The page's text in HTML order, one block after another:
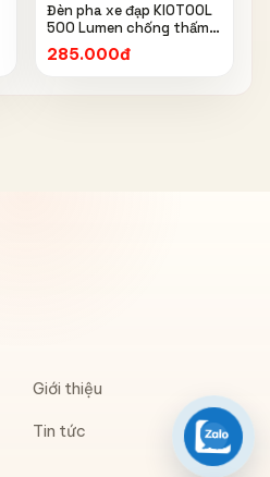
Đèn pha xe đạp KIOTOOL
500 Lumen chống thấm
nước IPX6 6603
285.000đ
Giới thiệu
Tin tức
Zalo